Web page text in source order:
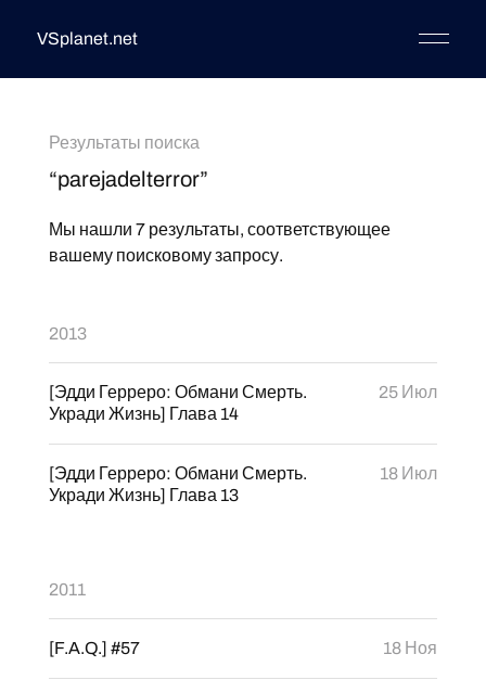
VSplanet.net
Результаты поиска
“parejadelterror”
Мы нашли 7 результаты, соответствующее
вашему поисковому запросу.
2013
[Эдди Герреро: Обмани Смерть.
Укради Жизнь] Глава 14
25 Июл
[Эдди Герреро: Обмани Смерть.
Укради Жизнь] Глава 13
18 Июл
2011
[F.A.Q.] #57 18 Ноя